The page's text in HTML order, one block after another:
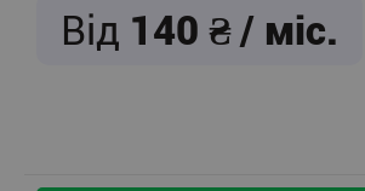
Від 140 / міс.